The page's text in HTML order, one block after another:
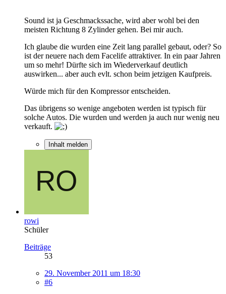
Sound ist ja Geschmackssache, wird aber wohl bei den
meisten Richtung 8 Zylinder gehen. Bei mir auch.
Ich glaube die wurden eine Zeit lang parallel gebaut, oder? So
ist der neuere nach dem Facelife attraktiver. In ein paar Jahren
um so mehr! Dürfte sich im Wiederverkauf deutlich
auswirken... aber auch evlt. schon beim jetzigen Kaufpreis.
Würde mich für den Kompressor entscheiden.
Das übrigens so wenige angeboten werden ist typisch für
solche Autos. Die wurden und werden ja auch nur wenig neu
verkauft.
Inhalt melden
rowi
Schüler
Beiträge
53
29. November 2011 um 18:30
#6